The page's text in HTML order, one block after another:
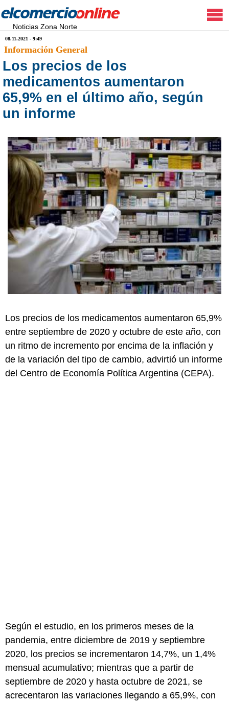
Noticias Zona Norte
08.11.2021 - 9:49
Información General
Los precios de los
medicamentos aumentaron
65,9% en el último año, según
un informe
Los precios de los medicamentos aumentaron 65,9%
entre septiembre de 2020 y octubre de este año, con
un ritmo de incremento por encima de la inflación y
de la variación del tipo de cambio, advirtió un informe
del Centro de Economía Política Argentina (CEPA).
Según el estudio, en los primeros meses de la
pandemia, entre diciembre de 2019 y septiembre
2020, los precios se incrementaron 14,7%, un 1,4%
mensual acumulativo; mientras que a partir de
septiembre de 2020 y hasta octubre de 2021, se
acrecentaron las variaciones llegando a 65,9%, con